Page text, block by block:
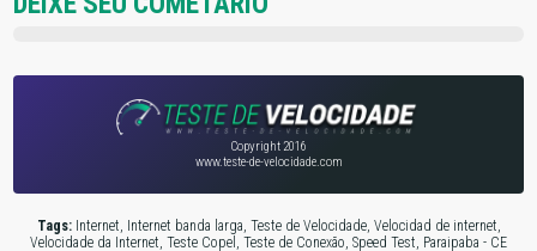
Copyright 2016
www.teste-de-velocidade.com
Tags:Internet, Internet banda larga, Teste de Velocidade, Velocidad de internet,
Velocidade da Internet, Teste Copel, Teste de Conexão, Speed Test, Paraipaba - CE